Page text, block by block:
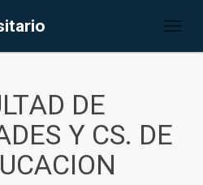
DE
Y CS. DE